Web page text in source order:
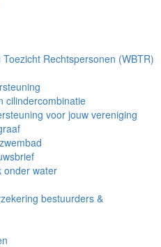
Rechtspersonen (WBTR)
cilindercombinatie
voor jouw vereniging
onder water
bestuurders &